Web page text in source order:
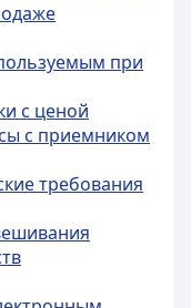
при
с ценой
с приемником
требования